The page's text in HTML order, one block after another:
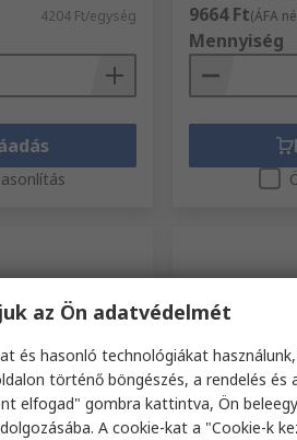
4204 Ft/egység 9664 Ft(ÁFA
Mennyiség
Raktáron
az Ön adatvédelmét
és hasonló technológiákat
történő böngészés, a rendelés és
elfogad" gombra kattintva, Ön
A cookie-kat a "Cookie-k